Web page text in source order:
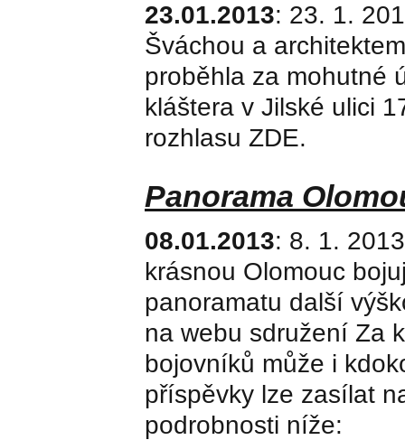
23.01.2013: 23. 1.
Šváchou a
proběhla za mohutné
kláštera v Jilské ulici
rozhlasu ZDE.
Panorama
08.01.2013: 8. 1.
krásnou Olomouc
panoramatu další
na webu sdružení Za
bojovníků může i
příspěvky lze zasílat
podrobnosti níže: